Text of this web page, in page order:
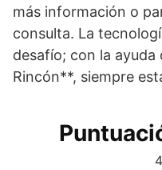
más información o
consulta. La
desafío; con la
Rincón**, siempre